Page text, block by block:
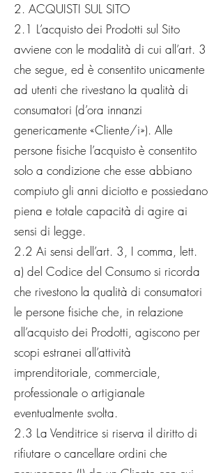
2. ACQUISTI SUL SITO
2.1 L’acquisto dei Prodotti sul Sito
avviene con le modalità di cui all’art. 3
che segue, ed è consentito unicamente
ad utenti che rivestano la qualità di
consumatori (d’ora innanzi
genericamente «Cliente/i»). Alle
persone fisiche l’acquisto è consentito
solo a condizione che esse abbiano
compiuto gli anni diciotto e possiedano
piena e totale capacità di agire ai
sensi di legge.
2.2 Ai sensi dell’art. 3, I comma, lett.
a) del Codice del Consumo si ricorda
che rivestono la qualità di consumatori
le persone fisiche che, in relazione
all’acquisto dei Prodotti, agiscono per
scopi estranei all’attività
imprenditoriale, commerciale,
professionale o artigianale
eventualmente svolta.
2.3 La Venditrice si riserva il diritto di
rifiutare o cancellare ordini che